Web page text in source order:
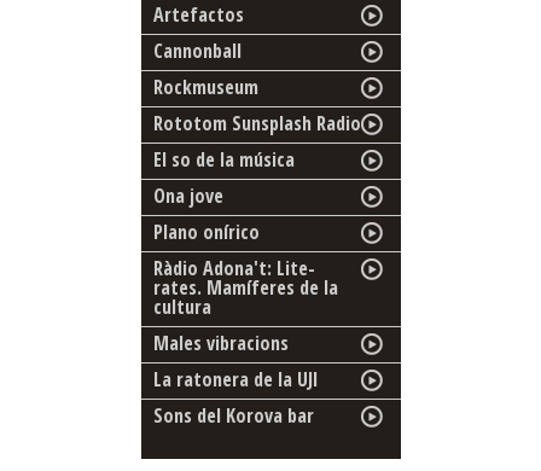
Artefactos
Cannonball
Rockmuseum
Rototom Sunsplash Radio
El so de la música
Ona jove
Plano onírico
Ràdio Adona't: Lite-
rates. Mamíferes de la
cultura
Males vibracions
La ratonera de la UJI
Sons del Korova bar